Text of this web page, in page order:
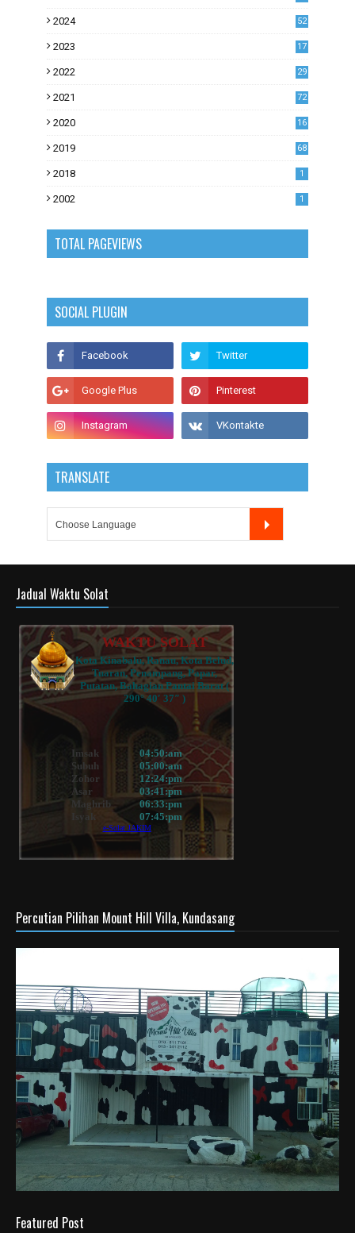
2024 52
2023
17
2022
29
2021
72
2020
16
2019
68
2018 1
2002 1
TOTAL PAGEVIEWS
SOCIAL PLUGIN
TRANSLATE
Jadual Waktu Solat
Percutian Pilihan Mount Hill Villa, Kundasang
Featured Post